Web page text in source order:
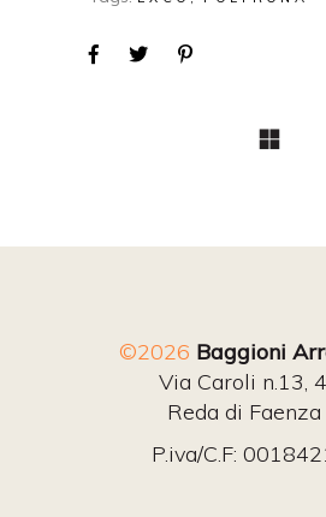
©2026 Baggioni
Via Caroli n.13,
Reda di Faenza
P.iva/C.F: